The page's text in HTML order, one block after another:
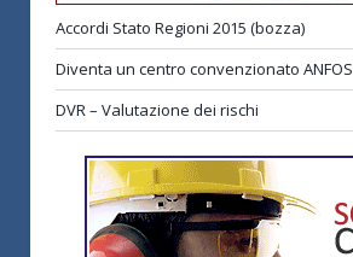
Accordi Stato Regioni 2015 (bozza)
Diventa un centro convenzionato ANFOS
DVR – Valutazione dei rischi